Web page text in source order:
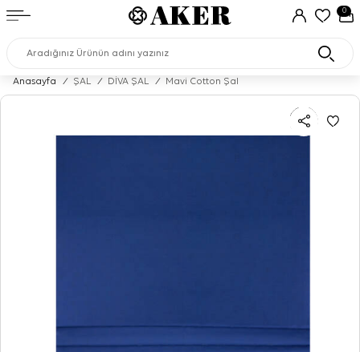
0
Anasayfa / ŞAL / DİVA ŞAL / Mavi Cotton Şal